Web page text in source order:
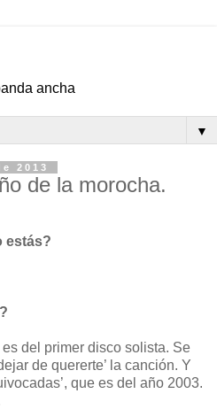
ancha
▼
2013
de la morocha.
estás?
del primer disco solista. Se
de quererte’ la canción. Y
que es del año 2003.